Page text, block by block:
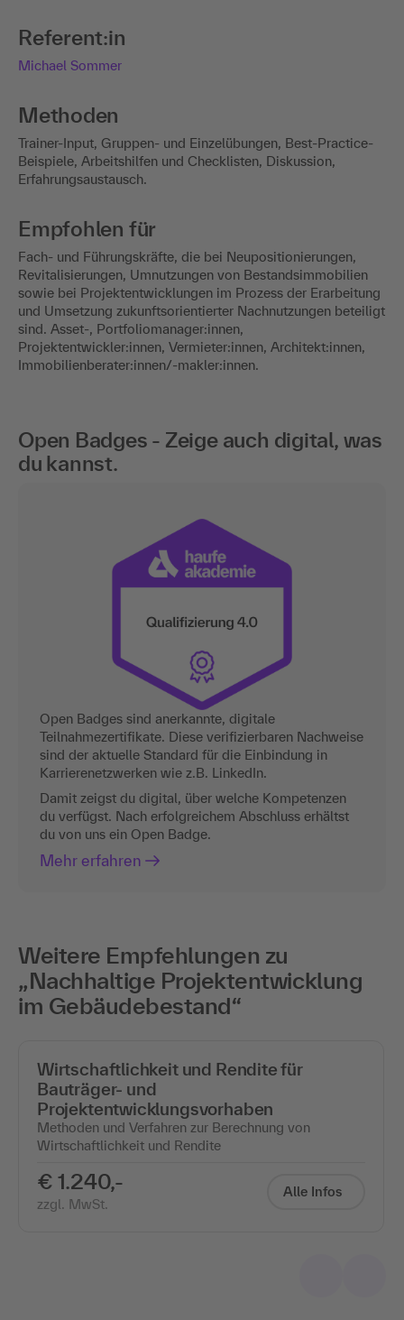
Referent:in
Michael Sommer
Methoden
Trainer-Input, Gruppen- und Einzelübungen, Best-Practice-
Beispiele, Arbeitshilfen und Checklisten, Diskussion,
Erfahrungsaustausch.
Empfohlen für
Fach- und Führungskräfte, die bei Neupositionierungen,
Revitalisierungen, Umnutzungen von Bestandsimmobilien
sowie bei Projektentwicklungen im Prozess der Erarbeitung
und Umsetzung zukunftsorientierter Nachnutzungen beteiligt
sind. Asset-, Portfoliomanager:innen,
Projektentwickler:innen, Vermieter:innen, Architekt:innen,
Immobilienberater:innen/-makler:innen.
Open Badges - Zeige auch digital, was
du kannst.
Open Badges sind anerkannte, digitale
Teilnahmezertifikate. Diese verifizierbaren Nachweise
sind der aktuelle Standard für die Einbindung in
Karrierenetzwerken wie z.B. LinkedIn.
Damit zeigst du digital, über welche Kompetenzen
du verfügst. Nach erfolgreichem Abschluss erhältst
du von uns ein Open Badge.
Mehr erfahren
Weitere Empfehlungen zu
„Nachhaltige Projektentwicklung
im Gebäudebestand“
Wirtschaftlichkeit und Rendite für
Bauträger- und
Projektentwicklungsvorhaben
Methoden und Verfahren zur Berechnung von
Wirtschaftlichkeit und Rendite
€ 1.240,-
zzgl. MwSt.
Alle Infos